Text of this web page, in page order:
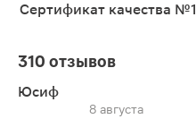
Сертификат качества №1
310 отзывов
Юсиф
8 августа